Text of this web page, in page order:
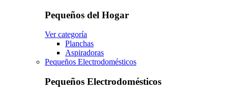
Pequeños del Hogar
Ver categoría
Planchas
Aspiradoras
Pequeños Electrodomésticos
Pequeños Electrodomésticos